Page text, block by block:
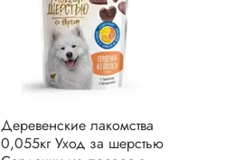
Деревенские лакомства
0,055кг Уход за шерстью